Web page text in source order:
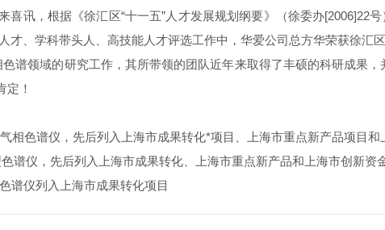
，根据《徐汇区“十一五”人才发展规划纲要》（徐委办[2006]22
才、学科带头人、高技能人才评选工作中，华爱公司总方华荣获徐汇
谱领域的研究工作，其所带领的团队近年来取得了丰硕的科研成果
定！
相色谱仪，先后列入上海市成果转化*项目、上海市重点新产品项目
谱仪，先后列入上海市成果转化、上海市重点新产品和上海市创新资
谱仪列入上海市成果转化项目